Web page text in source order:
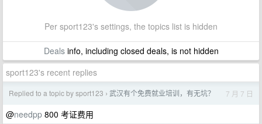
Per sport123's settings, the topics list is hidden
Dealsinfo, including closed deals, is not hidden
sport123's recent replies
Replied to a topic by sport123 › 武汉有个免费就业培训，有无坑？ 7 月 7 日
@needpp 800 考证费用